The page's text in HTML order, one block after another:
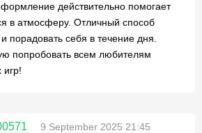
действительно помогает
в атмосферу. Отличный способ
порадовать себя в течение дня.
попробовать всем любителям
игр!
9 September 2025 21:45